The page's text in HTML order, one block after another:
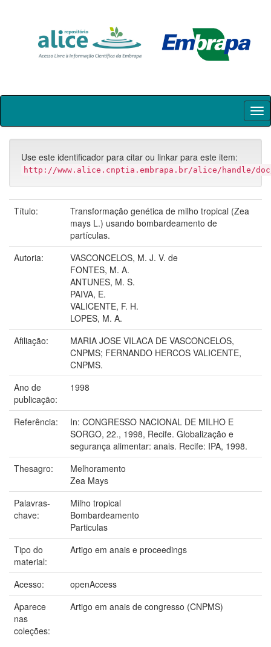
Skip
Use este identificador para citar ou linkar para este item:
http://www.alice.cnptia.embrapa.br/alice/handle/
Título:
Transformação genética de milho tropical (Zea
mays L.) usando bombardeamento de
partículas.
Autoria:
VASCONCELOS, M. J. V. de
FONTES, M. A.
ANTUNES, M. S.
PAIVA, E.
VALICENTE, F. H.
LOPES, M. A.
Afiliação:
MARIA JOSE VILACA DE VASCONCELOS,
CNPMS; FERNANDO HERCOS VALICENTE,
CNPMS.
Ano de
publicação:
1998
Referência:
In: CONGRESSO NACIONAL DE MILHO E
SORGO, 22., 1998, Recife. Globalização e
segurança alimentar: anais. Recife: IPA, 1998.
Thesagro:
Melhoramento
Zea Mays
Palavras-
chave:
Milho tropical
Bombardeamento
Particulas
Tipo do
material:
Artigo em anais e proceedings
Acesso:
openAccess
Aparece
nas
coleções:
Artigo em anais de congresso (CNPMS)